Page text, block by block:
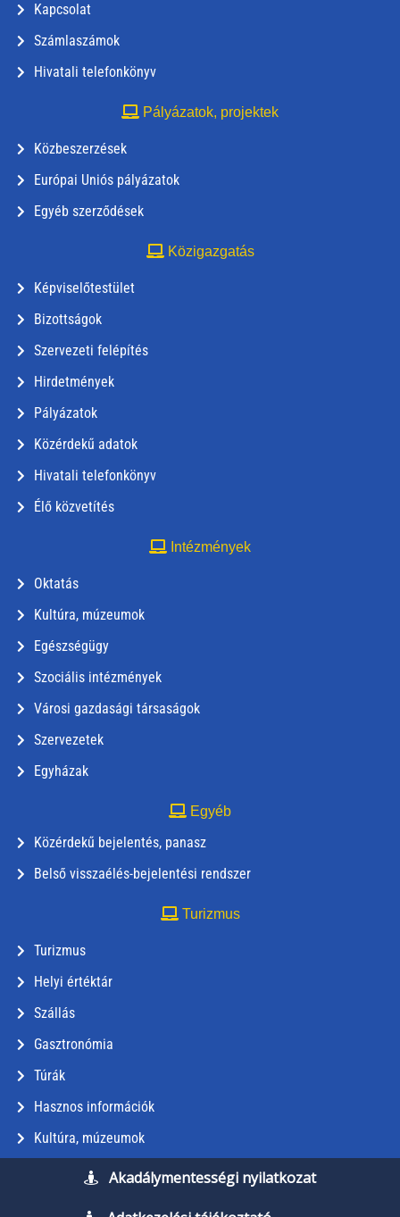
Kapcsolat
Számlaszámok
Hivatali telefonkönyv
Pályázatok, projektek
Közbeszerzések
Európai Uniós pályázatok
Egyéb szerződések
Közigazgatás
Képviselőtestület
Bizottságok
Szervezeti felépítés
Hirdetmények
Pályázatok
Közérdekű adatok
Hivatali telefonkönyv
Élő közvetítés
Intézmények
Oktatás
Kultúra, múzeumok
Egészségügy
Szociális intézmények
Városi gazdasági társaságok
Szervezetek
Egyházak
Egyéb
Közérdekű bejelentés, panasz
Belső visszaélés-bejelentési rendszer
Turizmus
Turizmus
Helyi értéktár
Szállás
Gasztronómia
Túrák
Hasznos információk
Kultúra, múzeumok
Akadálymentességi nyilatkozat